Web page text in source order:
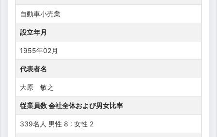
自動車小売業
設立年月
1955年02月
代表者名
大原 敏之
従業員数 会社全体および男女比率
339名人 男性 8 : 女性 2